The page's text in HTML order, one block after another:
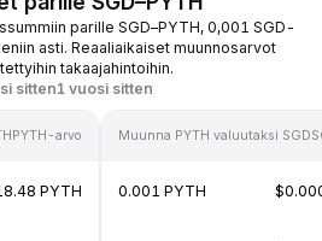
parille SGD–PYTH, 0,001 SGD-
asti. Reaaliaikaiset muunnosarvot
takaajahintoihin.
sitten1 vuosi sitten
PYTH-arvo
PYTH
Muunna PYTH valuutaksi SGD
0.001 PYTH